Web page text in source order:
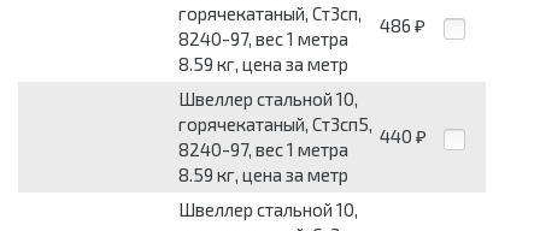
горячекатаный, Ст3сп,
8240-97, вес 1 метра
8.59 кг, цена за метр
486 ₽
Швеллер стальной 10,
горячекатаный, Ст3сп5,
8240-97, вес 1 метра
8.59 кг, цена за метр
440 ₽
Швеллер стальной 10,